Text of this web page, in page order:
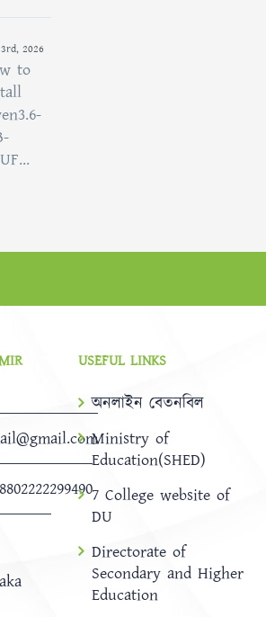
2026
to
USEFUL LINKS
অনলাইন বেতনবিল
Ministry of
Education(SHED)
7 College website of
DU
Directorate of
Secondary and Higher
Education